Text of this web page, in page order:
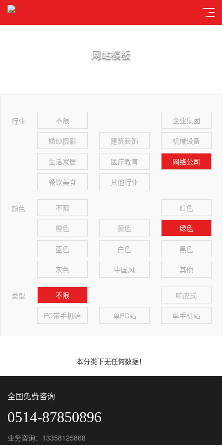
网站模板
行业 不限 企业集团
婚纱摄影 建筑装饰 机械设备
生活家居 医疗教育 网络公司
餐饮美食 其他行业
颜色 不限 红色
橙色 黄色 绿色
蓝色 白色 黑色
灰色 中国风 其他
类型 不限 响应式
PC带手机端 单PC站 单手机站
本分类下无任何数据！
全国免费咨询
0514-87850896
业务咨询：13358125868